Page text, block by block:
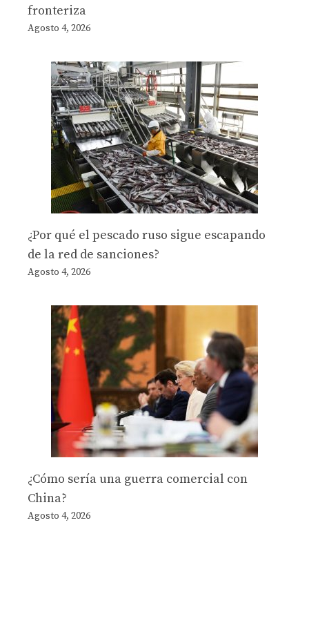
fronteriza
Agosto 4, 2026
¿Por qué el pescado ruso sigue escapando
de la red de sanciones?
Agosto 4, 2026
¿Cómo sería una guerra comercial con
China?
Agosto 4, 2026